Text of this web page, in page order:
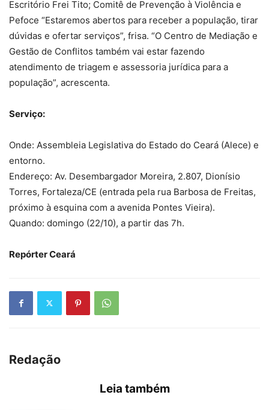
Escritório Frei Tito; Comitê de Prevenção à Violência e
Pefoce “Estaremos abertos para receber a população, tirar
dúvidas e ofertar serviços”, frisa. “O Centro de Mediação e
Gestão de Conflitos também vai estar fazendo
atendimento de triagem e assessoria jurídica para a
população”, acrescenta.
Serviço:
Onde: Assembleia Legislativa do Estado do Ceará (Alece) e
entorno.
Endereço: Av. Desembargador Moreira, 2.807, Dionísio
Torres, Fortaleza/CE (entrada pela rua Barbosa de Freitas,
próximo à esquina com a avenida Pontes Vieira).
Quando: domingo (22/10), a partir das 7h.
Repórter Ceará
Redação
Leia também